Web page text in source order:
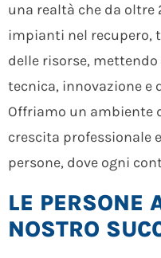
una realtà che da oltre
impianti nel recupero,
delle risorse,
tecnica, innovazione e
Offriamo un ambiente
crescita professionale
persone, dove ogni
LE PERSONE
NOSTRO